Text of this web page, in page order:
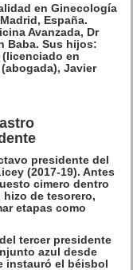
en Ginecología
España.
Avanzada, Dr
Baba. Sus hijos:
en
Javier
presidente del
(2017-19). Antes
cimero dentro
de tesorero,
etapas como
tercer presidente
azul desde
instauró el béisbol